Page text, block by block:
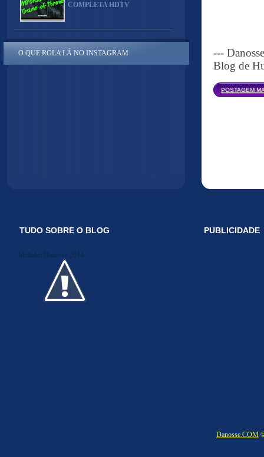
---
Blog de
POSTAGEM
COMPLETA HDTV
O QUE ROLA LÁ NO INSTAGRAM
TUDO SOBRE O BLOG
Midiakit Danosse 2014
PUBLICIDADE
Danosse.COM